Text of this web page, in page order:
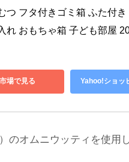
つ フタ付きゴミ箱 ふた付
れ おもちゃ箱 子ども部屋
場で見る Yahoo!ショッ
のオムニウッティを使用